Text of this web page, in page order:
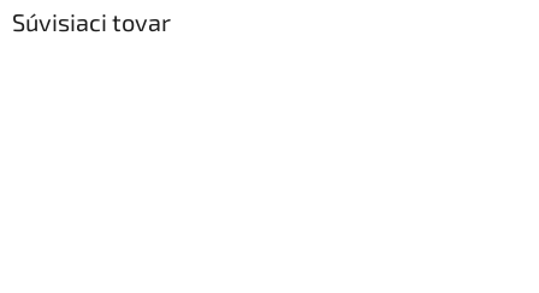
Súvisiaci tovar